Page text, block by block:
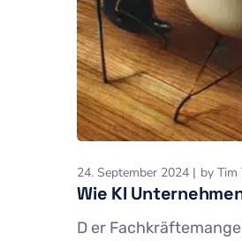
24. September 2024 by Tim
Wie KI
D er